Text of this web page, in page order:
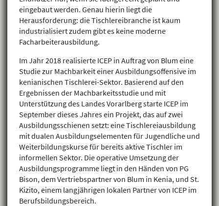
eingebaut werden. Genau hierin liegt die
Herausforderung: die Tischlereibranche ist kaum
industrialisiert zudem gibt es keine moderne
Facharbeiterausbildung.
Im Jahr 2018 realisierte ICEP in Auftrag von Blum eine
Studie zur Machbarkeit einer Ausbildungsoffensive im
kenianischen Tischlerei-Sektor. Basierend auf den
Ergebnissen der Machbarkeitsstudie und mit
Unterstützung des Landes Vorarlberg starte ICEP im
September dieses Jahres ein Projekt, das auf zwei
Ausbildungsschienen setzt: eine Tischlereiausbildung
mit dualen Ausbildungselementen für Jugendliche und
Weiterbildungskurse für bereits aktive Tischler im
informellen Sektor. Die operative Umsetzung der
Ausbildungsprogramme liegt in den Händen von PG
Bison, dem Vertriebspartner von Blum in Kenia, und St.
Kizito, einem langjährigen lokalen Partner von ICEP im
Berufsbildungsbereich.